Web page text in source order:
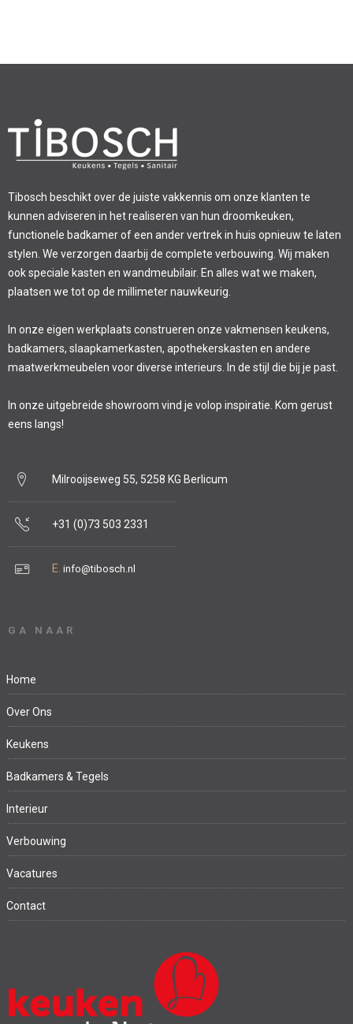
Tibosch beschikt over de juiste vakkennis om onze klanten te
kunnen adviseren in het realiseren van hun droomkeuken,
functionele badkamer of een ander vertrek in huis opnieuw te laten
stylen. We verzorgen daarbij de complete verbouwing. Wij maken
ook speciale kasten en wandmeubilair. En alles wat we maken,
plaatsen we tot op de millimeter nauwkeurig.
In onze eigen werkplaats construeren onze vakmensen keukens,
badkamers, slaapkamerkasten, apothekerskasten en andere
maatwerkmeubelen voor diverse interieurs. In de stijl die bij je past.
In onze uitgebreide showroom vind je volop inspiratie. Kom gerust
eens langs!
Milrooijseweg 55, 5258 KG Berlicum
+31 (0)73 503 2331
E. info@tibosch.nl
GA NAAR
Home
Over Ons
Keukens
Badkamers & Tegels
Interieur
Verbouwing
Vacatures
Contact